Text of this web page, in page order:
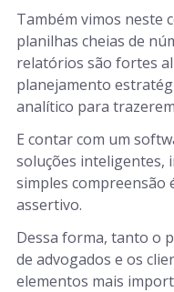
Também vimos neste
planilhas cheias de
relatórios são fortes
planejamento
analítico para
E contar com um
soluções inteligentes,
simples compreensão
assertivo.
Dessa forma, tanto o
de advogados e os
elementos mais